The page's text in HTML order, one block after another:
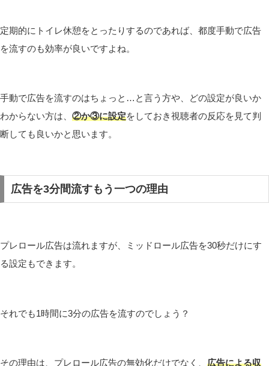
定期的にトイレ休憩をとったりするのであれば、都度手動で広告
を流すのも効率が良いですよね。
手動で広告を流すのはちょっと…と言う方や、どの設定が良いか
わからない方は、 ②か③に設定をしておき視聴者の反応を見て判
断しても良いかと思います。
広告を3分間流すもう一つの理由
プレロール広告は流れますが、ミッドロール広告を30秒だけにす
る設定もできます。
それでも1時間に3分の広告を流すのでしょう？
その理由は、プレロール広告の無効化だけでなく、 広告による収